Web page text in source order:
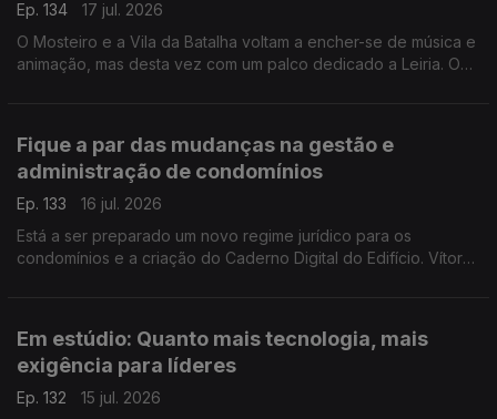
Ep. 134
17 jul. 2026
O Mosteiro e a Vila da Batalha voltam a encher-se de música e
animação, mas desta vez com um palco dedicado a Leiria. O
Fique a par das mudanças na gestão e
administração de condomínios
Ep. 133
16 jul. 2026
Está a ser preparado um novo regime jurídico para os
condomínios e a criação do Caderno Digital do Edifício. Vítor
Em estúdio: Quanto mais tecnologia, mais
exigência para líderes
Ep. 132
15 jul. 2026